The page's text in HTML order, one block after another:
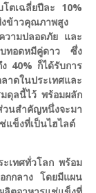
ตเฉลี่ยปีละ 10%
ข้าวคุณภาพสูง
วามปลอดภัย และ
ทอดหมีคู่ดาว ซึ่ง
40% ก็ได้รับการ
าดในประเทศและ
ดุลนี้ไว้ พร้อมผลัก
นสำคัญหนึ่งจะมา
ข็งที่เป็นไฮไลต์
เทศทั่วโลก พร้อม
กกลาง โดยมีแผน